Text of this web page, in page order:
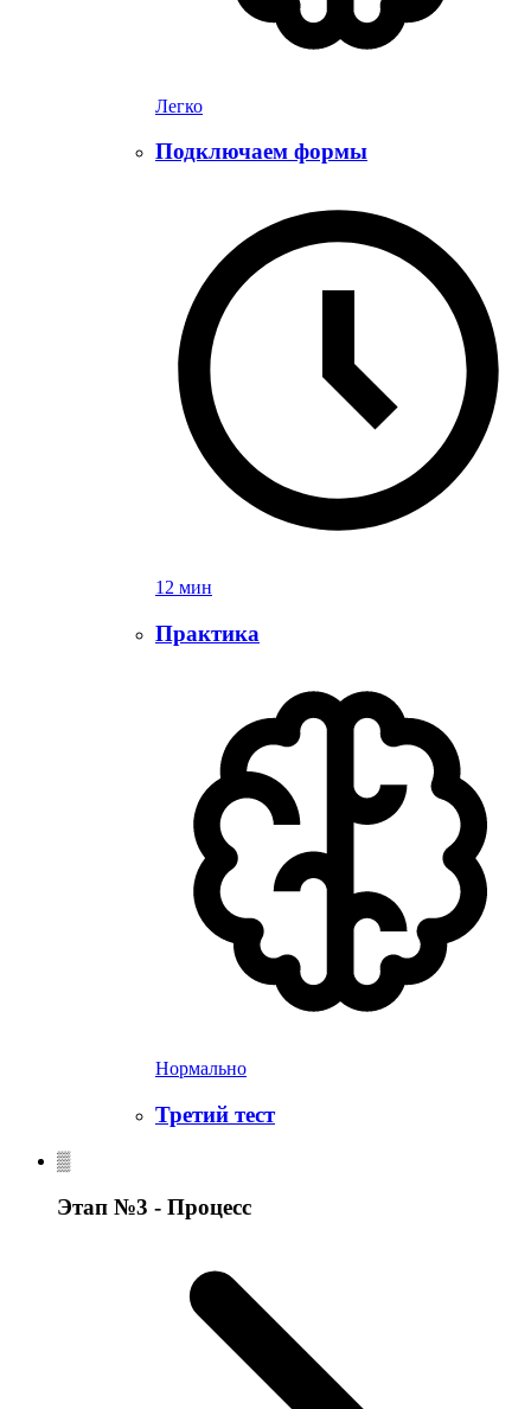
Легко
Подключаем формы
12 мин
Практика
Нормально
Третий тест
Этап №3 - Процесс